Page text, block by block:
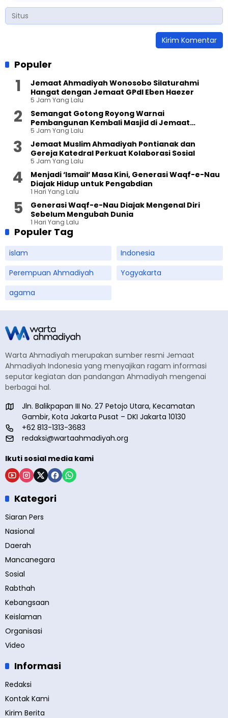
Populer
Jemaat Ahmadiyah Wonosobo Silaturahmi
Hangat dengan Jemaat GPdI Eben Haezer
5 Jam Yang Lalu
Semangat Gotong Royong Warnai
Pembangunan Kembali Masjid di Jemaat
Ahmadiyah Sukapura
5 Jam Yang Lalu
Jemaat Muslim Ahmadiyah Pontianak dan
Gereja Katedral Perkuat Kolaborasi Sosial
5 Jam Yang Lalu
Menjadi ‘Ismail’ Masa Kini, Generasi Waqf-e-Nau
Diajak Hidup untuk Pengabdian
1 Hari Yang Lalu
Generasi Waqf-e-Nau Diajak Mengenal Diri
Sebelum Mengubah Dunia
1 Hari Yang Lalu
Populer Tag
islam
Indonesia
Perempuan Ahmadiyah
Yogyakarta
agama
Warta Ahmadiyah merupakan sumber resmi Jemaat
Ahmadiyah Indonesia yang menyajikan ragam informasi
seputar kegiatan dan pandangan Ahmadiyah mengenai
berbagai hal.
Jln. Balikpapan III No. 27 Petojo Utara, Kecamatan
Gambir, Kota Jakarta Pusat – DKI Jakarta 10130
+62 813-1313-3683
redaksi@wartaahmadiyah.org
Ikuti sosial media kami
Kategori
Siaran Pers
Nasional
Daerah
Mancanegara
Sosial
Rabthah
Kebangsaan
Keislaman
Organisasi
Video
Informasi
Redaksi
Kontak Kami
Kirim Berita